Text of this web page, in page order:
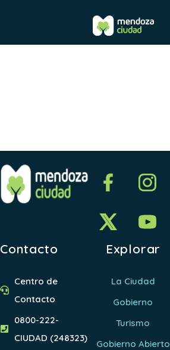
Contacto
Centro de
Contacto
0800-222-
CIUDAD (248323)
Explorar
La Ciudad
Gobierno
Turismo
Gobierno Abierto